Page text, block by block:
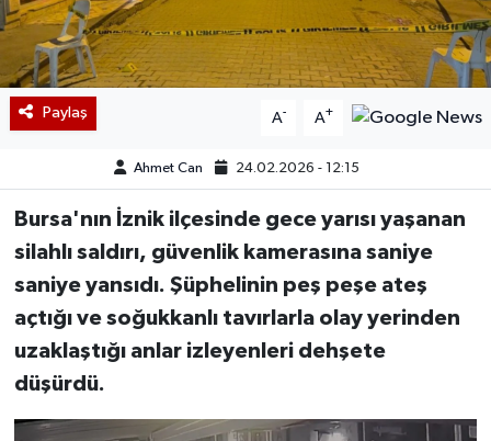
Paylaş A- A+
Ahmet Can 24.02.2026 - 12:15
Bursa'nın İznik ilçesinde gece yarısı yaşanan
silahlı saldırı, güvenlik kamerasına saniye
saniye yansıdı. Şüphelinin peş peşe ateş
açtığı ve soğukkanlı tavırlarla olay yerinden
uzaklaştığı anlar izleyenleri dehşete
düşürdü.